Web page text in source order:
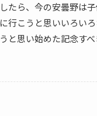
たら、今の安曇野は
行こうと思いいろい
と思い始めた記念すべ